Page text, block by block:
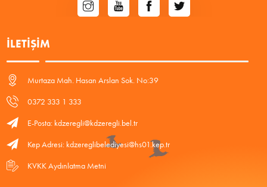
İLETIŞIM
Murtaza Mah. Hasan Arslan Sok. No:39
0372 333 1 333
E-Posta: kdzeregli@kdzeregli.bel.tr
Kep Adresi: kdzereglibelediyesi@hs01.kep.tr
KVKK Aydınlatma Metni